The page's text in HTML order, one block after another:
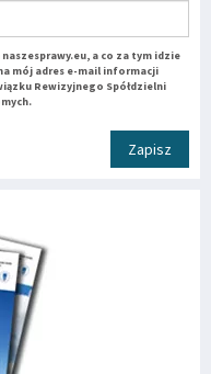
a co za tym idzie
mój adres e-mail informacji
Rewizyjnego Spółdzielni
Zapisz